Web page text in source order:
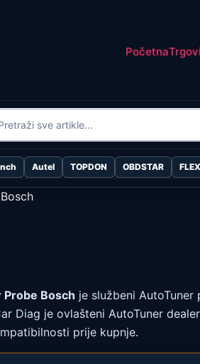
Početna
Autel TOPDON OBDSTAR FLEX
Bosch je službeni
Diag je ovlašteni AutoTuner
prije kupnje.